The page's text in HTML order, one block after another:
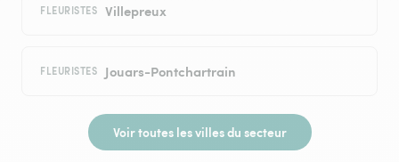
FLEURISTES Villepreux
FLEURISTES Jouars-Pontchartrain
Voir toutes les villes du secteur